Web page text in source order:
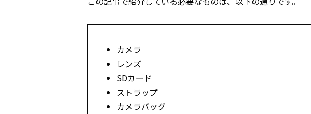
カメラ
レンズ
SDカード
ストラップ
カメラバッグ